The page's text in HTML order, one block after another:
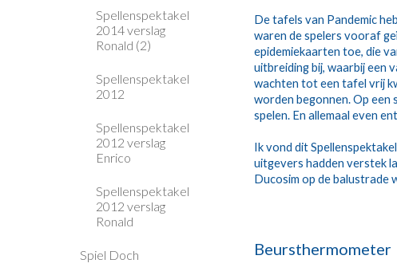
Spellenspektakel
2014 verslag
Ronald (2)
Spellenspektakel
2012
Spellenspektakel
2012 verslag
Enrico
Spellenspektakel
2012 verslag
Ronald
Spiel Doch
De tafels van Pandemic
waren de spelers vooraf
epidemiekaarten toe, die
uitbreiding bij, waarbij een
wachten tot een tafel vrij
worden begonnen. Op een
spelen. En allemaal even
Ik vond dit
uitgevers hadden verstek
Ducosim op de balustrade
Beursthermometer